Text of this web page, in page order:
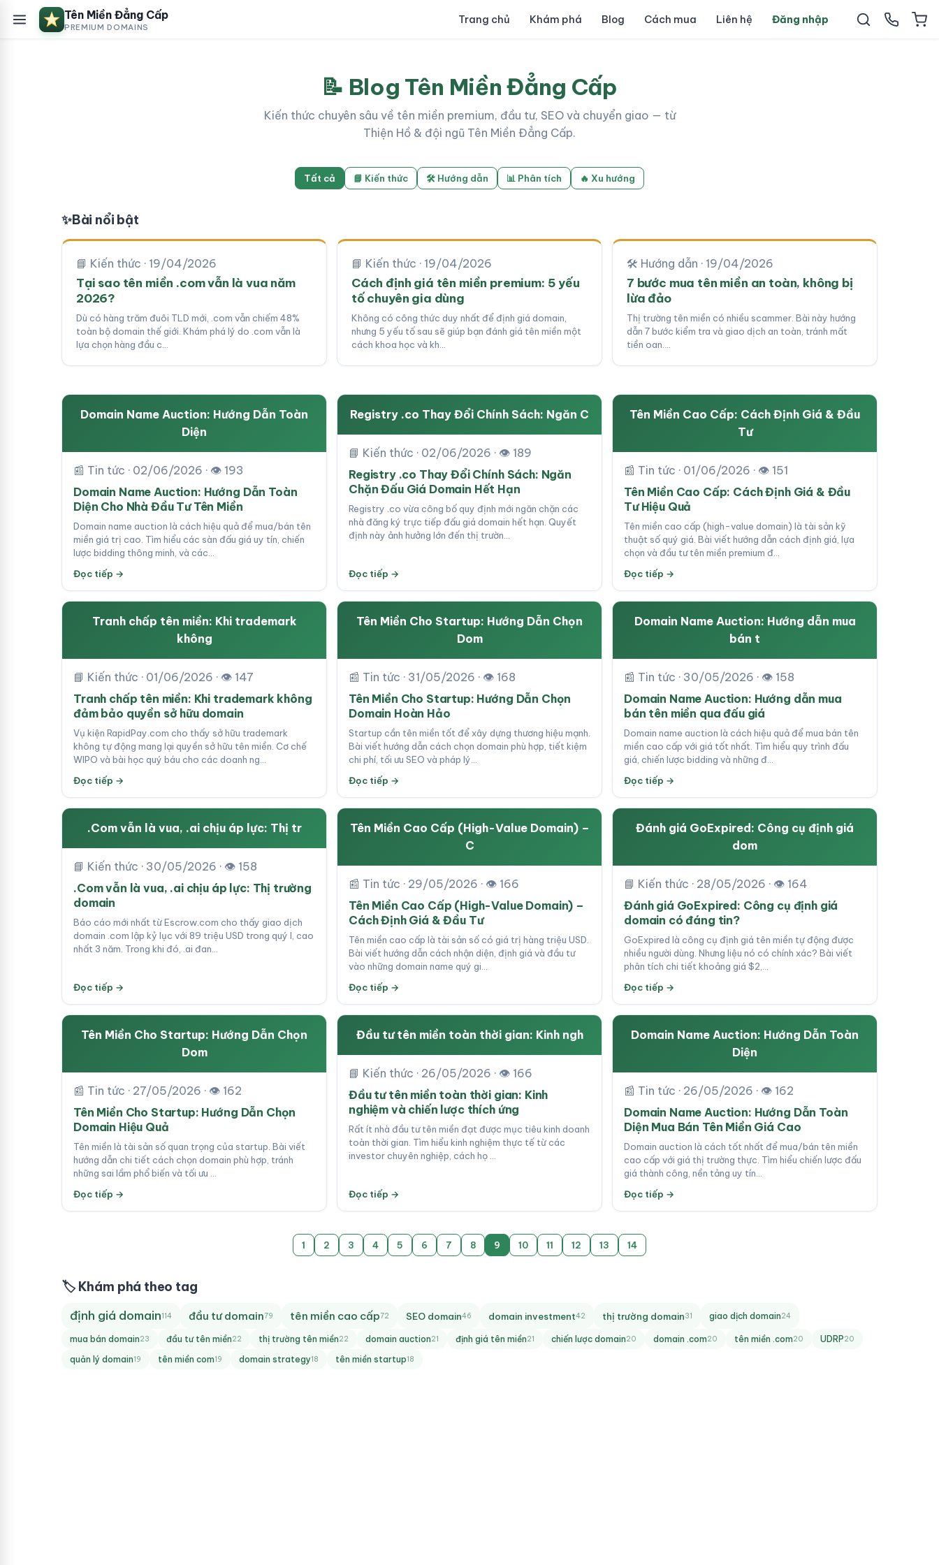
Tên Miền Đẳng Cấp
PREMIUM DOMAINS
Trang chủ Khám phá Blog Cách mua Liên hệ Đăng nhập
📝 Blog Tên Miền Đẳng Cấp
Kiến thức chuyên sâu về tên miền premium, đầu tư, SEO và chuyển giao — từ
Thiện Hồ & đội ngũ Tên Miền Đẳng Cấp.
Tất cả 📘 Kiến thức 🛠 Hướng dẫn 📊 Phân tích 🔥 Xu hướng
✨Bài nổi bật
📘 Kiến thức · 19/04/2026
Tại sao tên miền .com vẫn là vua năm
2026?
Dù có hàng trăm đuôi TLD mới, .com vẫn chiếm 48%
toàn bộ domain thế giới. Khám phá lý do .com vẫn là
lựa chọn hàng đầu c…
📘 Kiến thức · 19/04/2026
Cách định giá tên miền premium: 5 yếu
tố chuyên gia dùng
Không có công thức duy nhất để định giá domain,
nhưng 5 yếu tố sau sẽ giúp bạn đánh giá tên miền một
cách khoa học và kh…
🛠 Hướng dẫn · 19/04/2026
7 bước mua tên miền an toàn, không bị
lừa đảo
Thị trường tên miền có nhiều scammer. Bài này hướng
dẫn 7 bước kiểm tra và giao dịch an toàn, tránh mất
tiền oan.…
Domain Name Auction: Hướng Dẫn Toàn
Diện
📰 Tin tức · 02/06/2026 · 👁 193
Domain Name Auction: Hướng Dẫn Toàn
Diện Cho Nhà Đầu Tư Tên Miền
Domain name auction là cách hiệu quả để mua/bán tên
miền giá trị cao. Tìm hiểu các sàn đấu giá uy tín, chiến
lược bidding thông minh, và các…
Đọc tiếp →
Registry .co Thay Đổi Chính Sách: Ngăn C
📘 Kiến thức · 02/06/2026 · 👁 189
Registry .co Thay Đổi Chính Sách: Ngăn
Chặn Đấu Giá Domain Hết Hạn
Registry .co vừa công bố quy định mới ngăn chặn các
nhà đăng ký trực tiếp đấu giá domain hết hạn. Quyết
định này ảnh hưởng lớn đến thị trườn…
Đọc tiếp →
Tên Miền Cao Cấp: Cách Định Giá & Đầu
Tư
📰 Tin tức · 01/06/2026 · 👁 151
Tên Miền Cao Cấp: Cách Định Giá & Đầu
Tư Hiệu Quả
Tên miền cao cấp (high-value domain) là tài sản kỹ
thuật số quý giá. Bài viết hướng dẫn cách định giá, lựa
chọn và đầu tư tên miền premium đ…
Đọc tiếp →
Tranh chấp tên miền: Khi trademark
không
📘 Kiến thức · 01/06/2026 · 👁 147
Tranh chấp tên miền: Khi trademark không
đảm bảo quyền sở hữu domain
Vụ kiện RapidPay.com cho thấy sở hữu trademark
không tự động mang lại quyền sở hữu tên miền. Cơ chế
WIPO và bài học quý báu cho các doanh ng…
Đọc tiếp →
Tên Miền Cho Startup: Hướng Dẫn Chọn
Dom
📰 Tin tức · 31/05/2026 · 👁 168
Tên Miền Cho Startup: Hướng Dẫn Chọn
Domain Hoàn Hảo
Startup cần tên miền tốt để xây dựng thương hiệu mạnh.
Bài viết hướng dẫn cách chọn domain phù hợp, tiết kiệm
chi phí, tối ưu SEO và pháp lý…
Đọc tiếp →
Domain Name Auction: Hướng dẫn mua
bán t
📰 Tin tức · 30/05/2026 · 👁 158
Domain Name Auction: Hướng dẫn mua
bán tên miền qua đấu giá
Domain name auction là cách hiệu quả để mua bán tên
miền cao cấp với giá tốt nhất. Tìm hiểu quy trình đấu
giá, chiến lược bidding và những đ…
Đọc tiếp →
.Com vẫn là vua, .ai chịu áp lực: Thị tr
📘 Kiến thức · 30/05/2026 · 👁 158
.Com vẫn là vua, .ai chịu áp lực: Thị trường
domain
Báo cáo mới nhất từ Escrow.com cho thấy giao dịch
domain .com lập kỷ lục với 89 triệu USD trong quý I, cao
nhất 3 năm. Trong khi đó, .ai đan…
Đọc tiếp →
Tên Miền Cao Cấp (High-Value Domain) –
C
📰 Tin tức · 29/05/2026 · 👁 166
Tên Miền Cao Cấp (High-Value Domain) –
Cách Định Giá & Đầu Tư
Tên miền cao cấp là tài sản số có giá trị hàng triệu USD.
Bài viết hướng dẫn cách nhận diện, định giá và đầu tư
vào những domain name quý gi…
Đọc tiếp →
Đánh giá GoExpired: Công cụ định giá
dom
📘 Kiến thức · 28/05/2026 · 👁 164
Đánh giá GoExpired: Công cụ định giá
domain có đáng tin?
GoExpired là công cụ định giá tên miền tự động được
nhiều người dùng. Nhưng liệu nó có chính xác? Bài viết
phân tích chi tiết khoảng giá $2,…
Đọc tiếp →
Tên Miền Cho Startup: Hướng Dẫn Chọn
Dom
📰 Tin tức · 27/05/2026 · 👁 162
Tên Miền Cho Startup: Hướng Dẫn Chọn
Domain Hiệu Quả
Tên miền là tài sản số quan trọng của startup. Bài viết
hướng dẫn chi tiết cách chọn domain phù hợp, tránh
những sai lầm phổ biến và tối ưu …
Đọc tiếp →
Đầu tư tên miền toàn thời gian: Kinh ngh
📘 Kiến thức · 26/05/2026 · 👁 166
Đầu tư tên miền toàn thời gian: Kinh
nghiệm và chiến lược thích ứng
Rất ít nhà đầu tư tên miền đạt được mục tiêu kinh doanh
toàn thời gian. Tìm hiểu kinh nghiệm thực tế từ các
investor chuyên nghiệp, cách họ …
Đọc tiếp →
Domain Name Auction: Hướng Dẫn Toàn
Diện
📰 Tin tức · 26/05/2026 · 👁 162
Domain Name Auction: Hướng Dẫn Toàn
Diện Mua Bán Tên Miền Giá Cao
Domain auction là cách tốt nhất để mua/bán tên miền
cao cấp với giá thị trường thực. Tìm hiểu chiến lược đấu
giá thành công, nền tảng uy tín…
Đọc tiếp →
1 2 3 4 5 6 7 8 9 10 11 12 13 14
🏷 Khám phá theo tag
định giá domain114 đầu tư domain79 tên miền cao cấp72 SEO domain46 domain investment42 thị trường domain31 giao dịch domain24
mua bán domain23 đầu tư tên miền22 thị trường tên miền22 domain auction21 định giá tên miền21 chiến lược domain20 domain .com20 tên miền .com20 UDRP20
quản lý domain19 tên miền com19 domain strategy18 tên miền startup18